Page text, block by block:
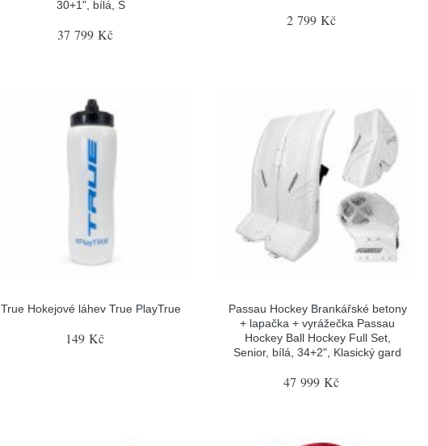
30+1", bílá, S
37 799 Kč
2 799 Kč
True Hokejové láhev True PlayTrue
149 Kč
Passau Hockey Brankářské betony
+ lapačka + vyrážečka Passau
Hockey Ball Hockey Full Set,
Senior, bílá, 34+2", Klasický gard
47 999 Kč